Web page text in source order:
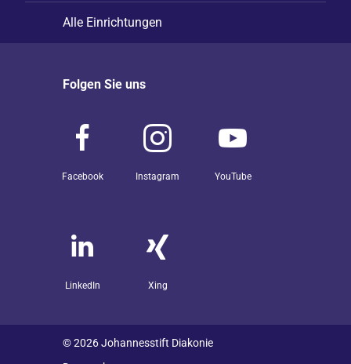
Alle Einrichtungen
Folgen Sie uns
Facebook Instagram YouTube
LinkedIn Xing
© 2026 Johannesstift Diakonie